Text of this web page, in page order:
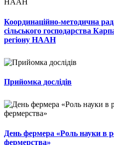
Координаційно-методична
сільського господарства
регіону НААН
Прийомка дослідів
День фермера «Роль науки в
фермерства»